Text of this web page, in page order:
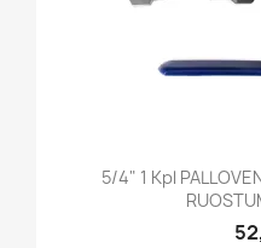
5/4" 1 Kpl